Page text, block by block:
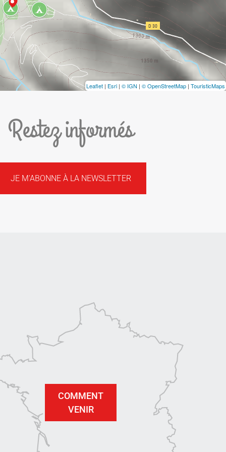
Leaflet | Esri | © IGN | © OpenStreetMap | TouristicMaps
Restez informés
JE M'ABONNE À LA NEWSLETTER
COMMENT
VENIR